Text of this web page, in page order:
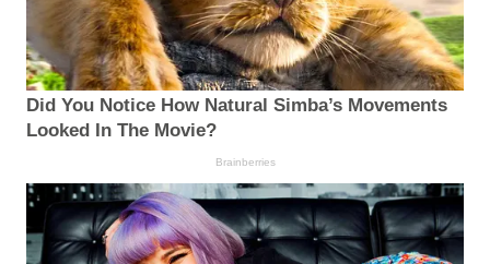
Did You Notice How Natural Simba’s Movements
Looked In The Movie?
Brainberries